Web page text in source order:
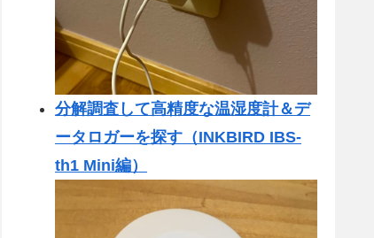
分解調査して高精度な温湿度計＆デ
ータロガーを探す（INKBIRD IBS-
th1 Mini編）